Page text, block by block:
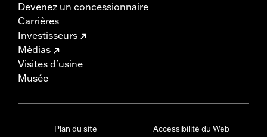
Devenez un concessionnaire
Carrières
Investisseurs
Médias
Visites d'usine
Musée
Plan du site Accessibilité du Web